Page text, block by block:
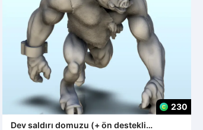
230
Dev saldırı domuzu (+ ön destekli